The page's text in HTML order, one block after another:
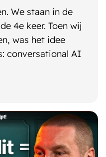
We staan in de
4e keer. Toen wij
was het idee
conversational AI